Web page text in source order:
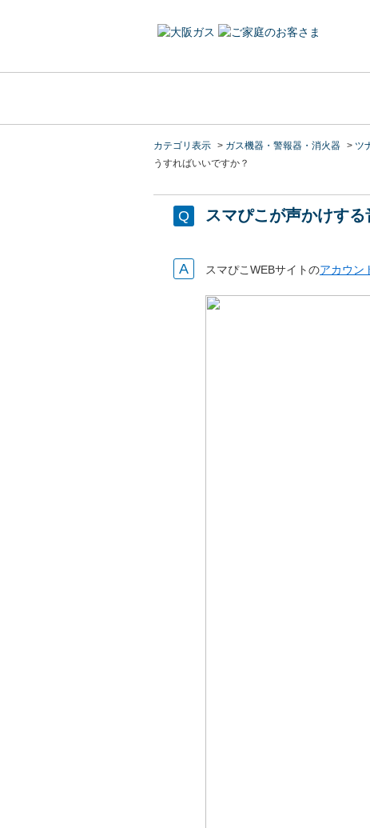
カテゴリ表示 > ガス機器・警報器・消火器 > ツ
うすればいいですか？
スマぴこが声かけす
スマぴこWEBサイトのアカウン